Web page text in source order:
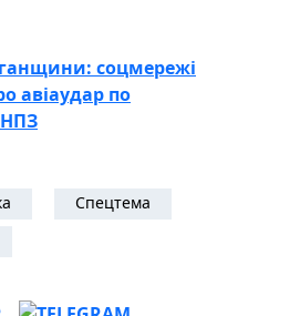
соцмережі
авіаудар по
Спецтема